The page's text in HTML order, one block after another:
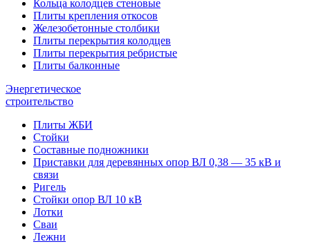
Кольца колодцев стеновые
Плиты крепления откосов
Железобетонные столбики
Плиты перекрытия колодцев
Плиты перекрытия ребристые
Плиты балконные
Энергетическое
строительство
Плиты ЖБИ
Стойки
Составные подножники
Приставки для деревянных опор ВЛ 0,38 — 35 кВ и
связи
Ригель
Стойки опор ВЛ 10 кВ
Лотки
Сваи
Лежни